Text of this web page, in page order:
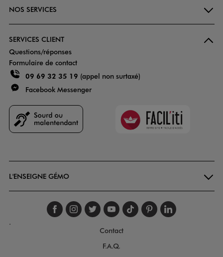
NOS SERVICES
SERVICES CLIENT
Questions/réponses
Formulaire de contact
09 69 32 35 19 (appel non surtaxé)
Facebook Messenger
Faciliti
L'ENSEIGNE GÉMO
Suivez-nous sur
Suivez-nous sur
Suivez-nous sur
Suivez-nous
Suivez-nous
Suivez-
.
Contact
F.A.Q.